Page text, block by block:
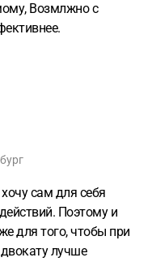
Возмлжно с
сам для себя
Поэтому и
для того, чтобы при
лучше